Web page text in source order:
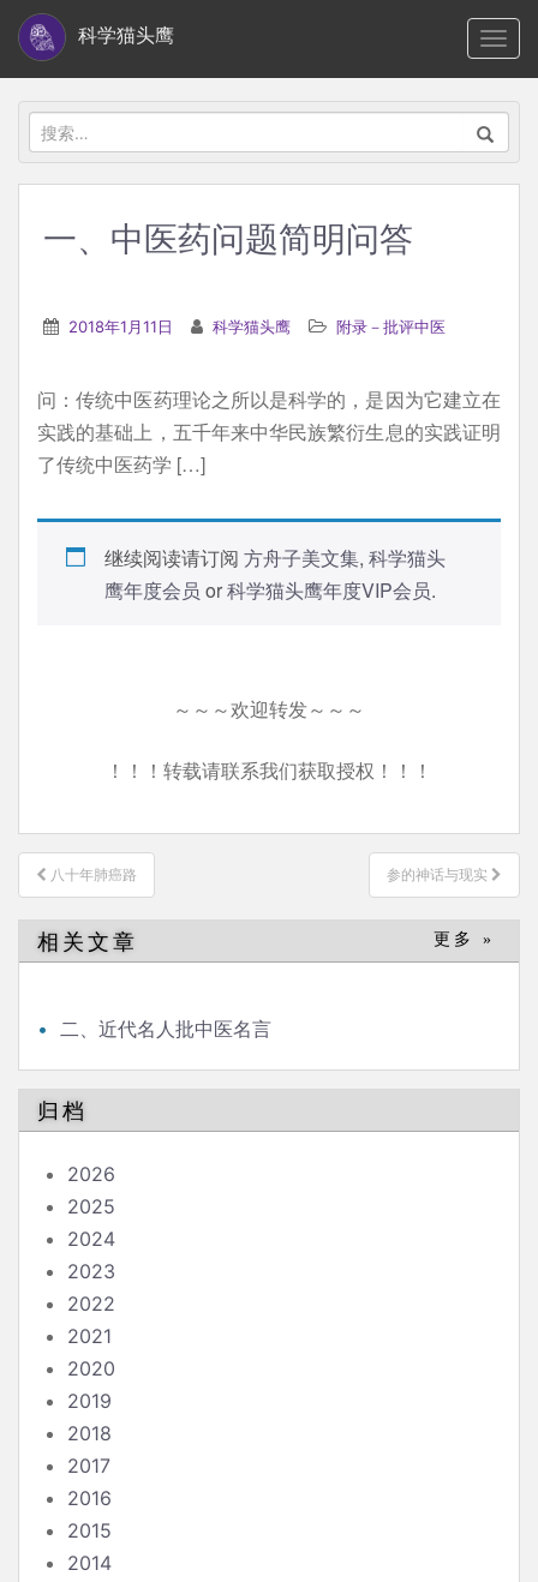
i
科学猫头鹰
搜
索：
一、中医药问题简明问答
2018年1月11日 科学猫头鹰 附录－批评中医
问：传统中医药理论之所以是科学的，是因为它建立在
实践的基础上，五千年来中华民族繁衍生息的实践证明
了传统中医药学 […]
继续阅读请订阅 方舟子美文集, 科学猫头
鹰年度会员 or科学猫头鹰年度VIP会员.
～～～欢迎转发～～～
！！！转载请联系我们获取授权！！！
文
章
导
航
八十年肺癌路 参的神话与现实
相关文章 更多 »
二、近代名人批中医名言
归档
2026
2025
2024
2023
2022
2021
2020
2019
2018
2017
2016
2015
2014